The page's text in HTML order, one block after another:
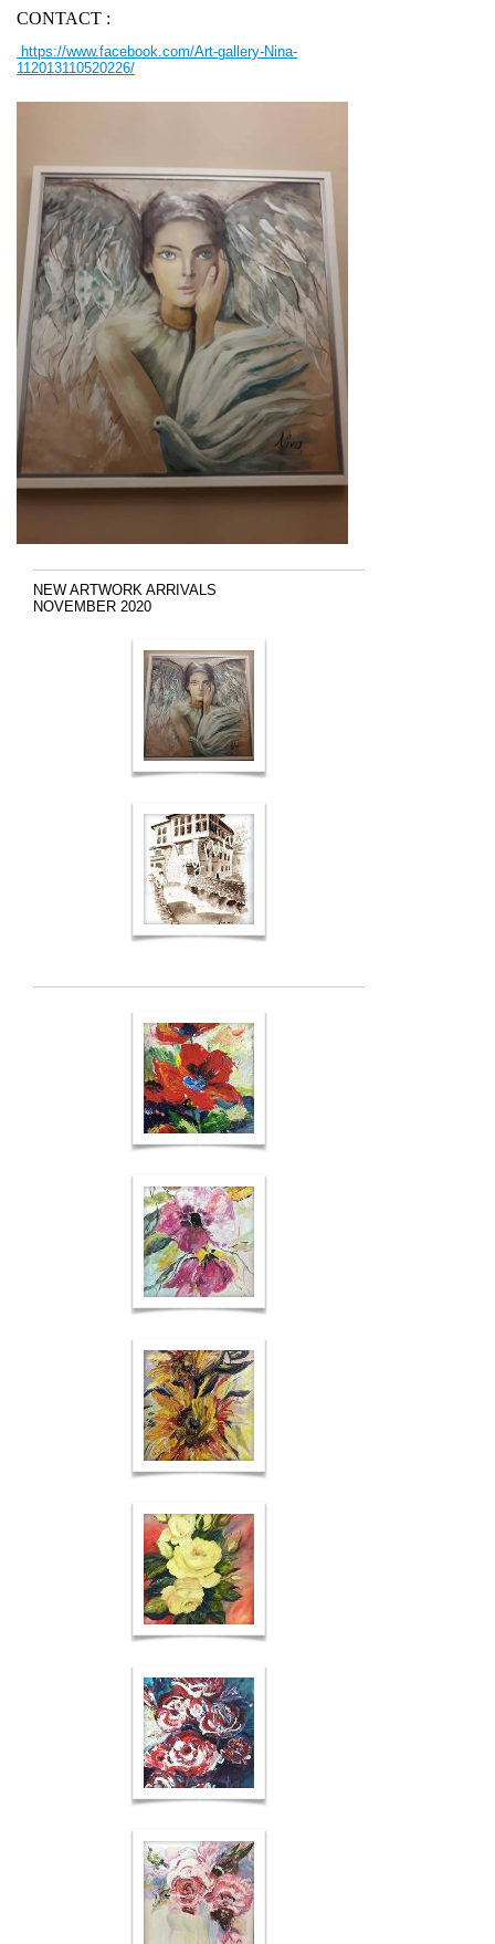
CONTACT :
https://www.facebook.com/Art-gallery-Nina-
112013110520226/
NEW ARTWORK ARRIVALS
NOVEMBER 2020